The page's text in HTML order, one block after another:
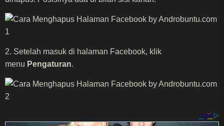
​​2. Setelah masuk di halaman Facebook, klik
menu Pengaturan.​​